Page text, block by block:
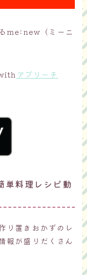
me:new（ミーニ
アプリーチ
料理レシピ動
り置きおかずのレ
報が盛りだくさん